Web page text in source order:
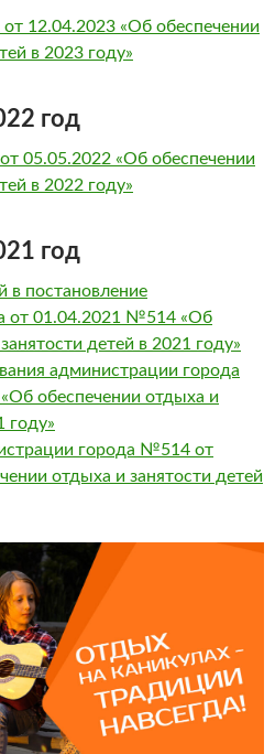
12.04.2023 «Об обеспечении
в 2023 году»
год
05.05.2022 «Об обеспечении
в 2022 году»
год
в постановление
от 01.04.2021 №514 «Об
детей в 2021 году»
администрации города
обеспечении отдыха и
году»
города №514 от
отдыха и занятости детей